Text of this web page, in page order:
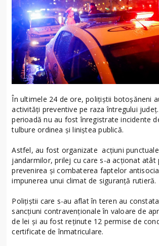
În ultimele 24 de ore, polițiștii botoșăneni
activități preventive pe raza întregului
perioadă nu au fost înregistrate incidente
tulbure ordinea și liniștea publică.
Astfel, au fost organizate acțiuni
jandarmilor, prilej cu care s-a acționat atât
prevenirea și combaterea faptelor
impunerea unui climat de siguranță rutieră.
Polițiștii care s-au aflat în teren au
sancțiuni contravenționale în valoare de
de lei și au fost reținute 12 permise de
certificate de înmatriculare.